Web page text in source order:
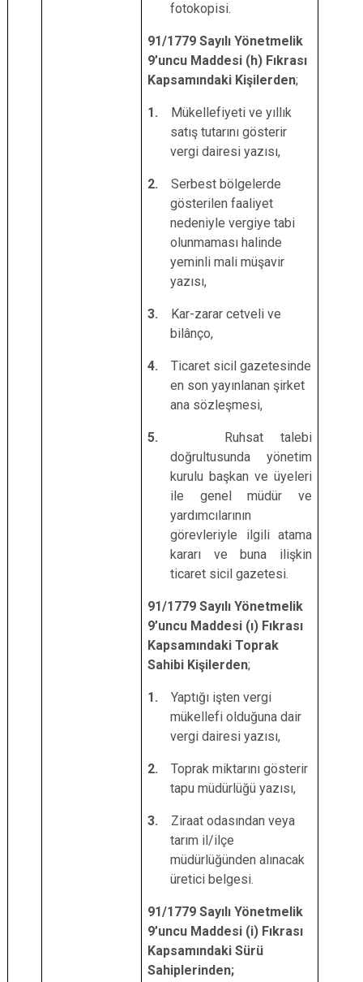
fotokopisi.
91/1779 Sayılı Yönetmelik
9’uncu Maddesi (h) Fıkrası
Kapsamındaki Kişilerden;
1. Mükellefiyeti ve yıllık
satış tutarını gösterir
vergi dairesi yazısı,
2. Serbest bölgelerde
gösterilen faaliyet
nedeniyle vergiye tabi
olunmaması halinde
yeminli mali müşavir
yazısı,
3. Kar-zarar cetveli ve
bilânço,
4. Ticaret sicil gazetesinde
en son yayınlanan şirket
ana sözleşmesi,
5. Ruhsat talebi
doğrultusunda yönetim
kurulu başkan ve üyeleri
ile genel müdür ve
yardımcılarının
görevleriyle ilgili atama
kararı ve buna ilişkin
ticaret sicil gazetesi.
91/1779 Sayılı Yönetmelik
9’uncu Maddesi (ı) Fıkrası
Kapsamındaki Toprak
Sahibi Kişilerden;
1. Yaptığı işten vergi
mükellefi olduğuna dair
vergi dairesi yazısı,
2. Toprak miktarını gösterir
tapu müdürlüğü yazısı,
3. Ziraat odasından veya
tarım il/ilçe
müdürlüğünden alınacak
üretici belgesi.
91/1779 Sayılı Yönetmelik
9’uncu Maddesi (i) Fıkrası
Kapsamındaki Sürü
Sahiplerinden;